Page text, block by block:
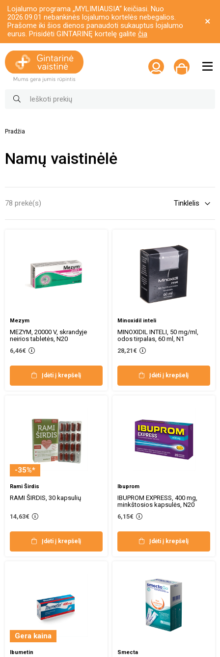
Lojalumo programa „MYLIMIAUSIA“ keičiasi. Nuo
2026.09.01 nebankinės lojalumo kortelės nebegalios.
Prašome iki šios dienos panaudoti sukauptus lojalumo
eurus. Prisidėti GINTARINĘ kortelę galite čia
Pradžia
Namų vaistinėlė
78 prekė(s)
Mezym
MEZYM, 20000 V, skrandyje
neirios tabletės, N20
6,46€
Įdėti į krepšelį
Minoxidil inteli
MINOXIDIL INTELI, 50 mg/ml,
odos tirpalas, 60 ml, N1
28,21€
Įdėti į krepšelį
-35%*
Rami Širdis
RAMI ŠIRDIS, 30 kapsulių
14,63€
Įdėti į krepšelį
Ibuprom
IBUPROM EXPRESS, 400 mg,
minkštosios kapsulės, N20
6,15€
Įdėti į krepšelį
Gera kaina
Ibumetin Smecta